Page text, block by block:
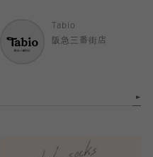
Tabio
阪急三番街店